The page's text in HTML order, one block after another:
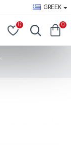
GREEK
0 0